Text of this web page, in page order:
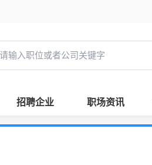
招聘企业 职场资讯